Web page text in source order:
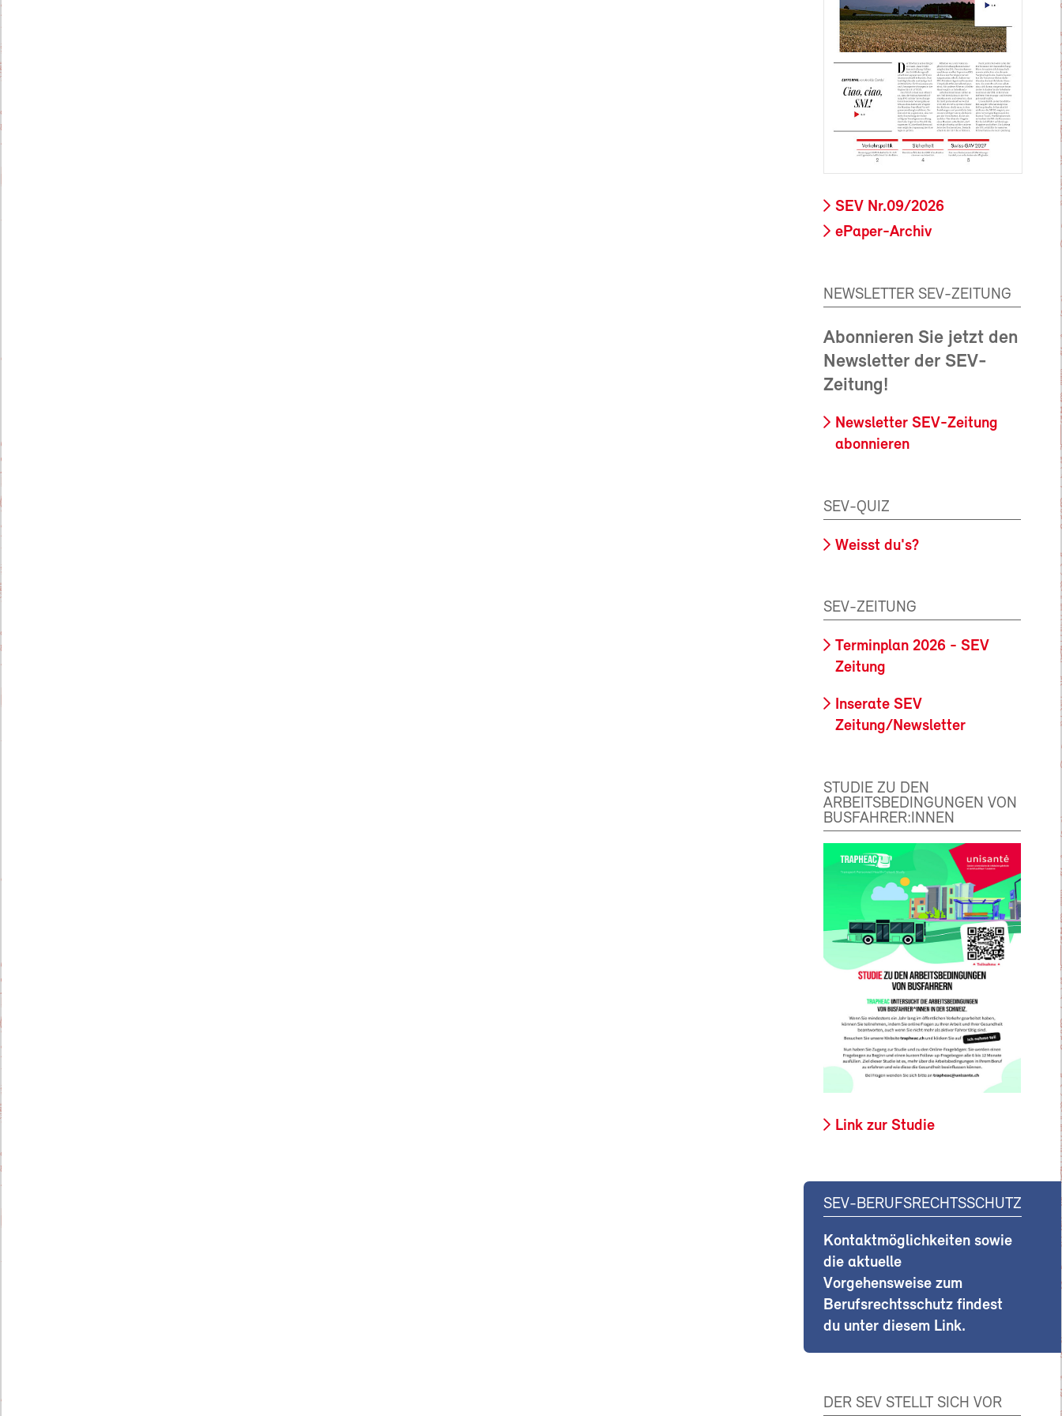
SEV Nr.09/2026
ePaper-Archiv
NEWSLETTER SEV-ZEITUNG
Abonnieren Sie jetzt den
Newsletter der SEV-
Zeitung!
Newsletter SEV-Zeitung
abonnieren
SEV-QUIZ
Weisst du's?
SEV-ZEITUNG
Terminplan 2026 - SEV
Zeitung
Inserate SEV
Zeitung/Newsletter
STUDIE ZU DEN
ARBEITSBEDINGUNGEN VON
BUSFAHRER:INNEN
Link zur Studie
SEV-BERUFSRECHTSSCHUTZ
Kontaktmöglichkeiten sowie
die aktuelle
Vorgehensweise zum
Berufsrechtsschutz findest
du unter diesem Link.
DER SEV STELLT SICH VOR